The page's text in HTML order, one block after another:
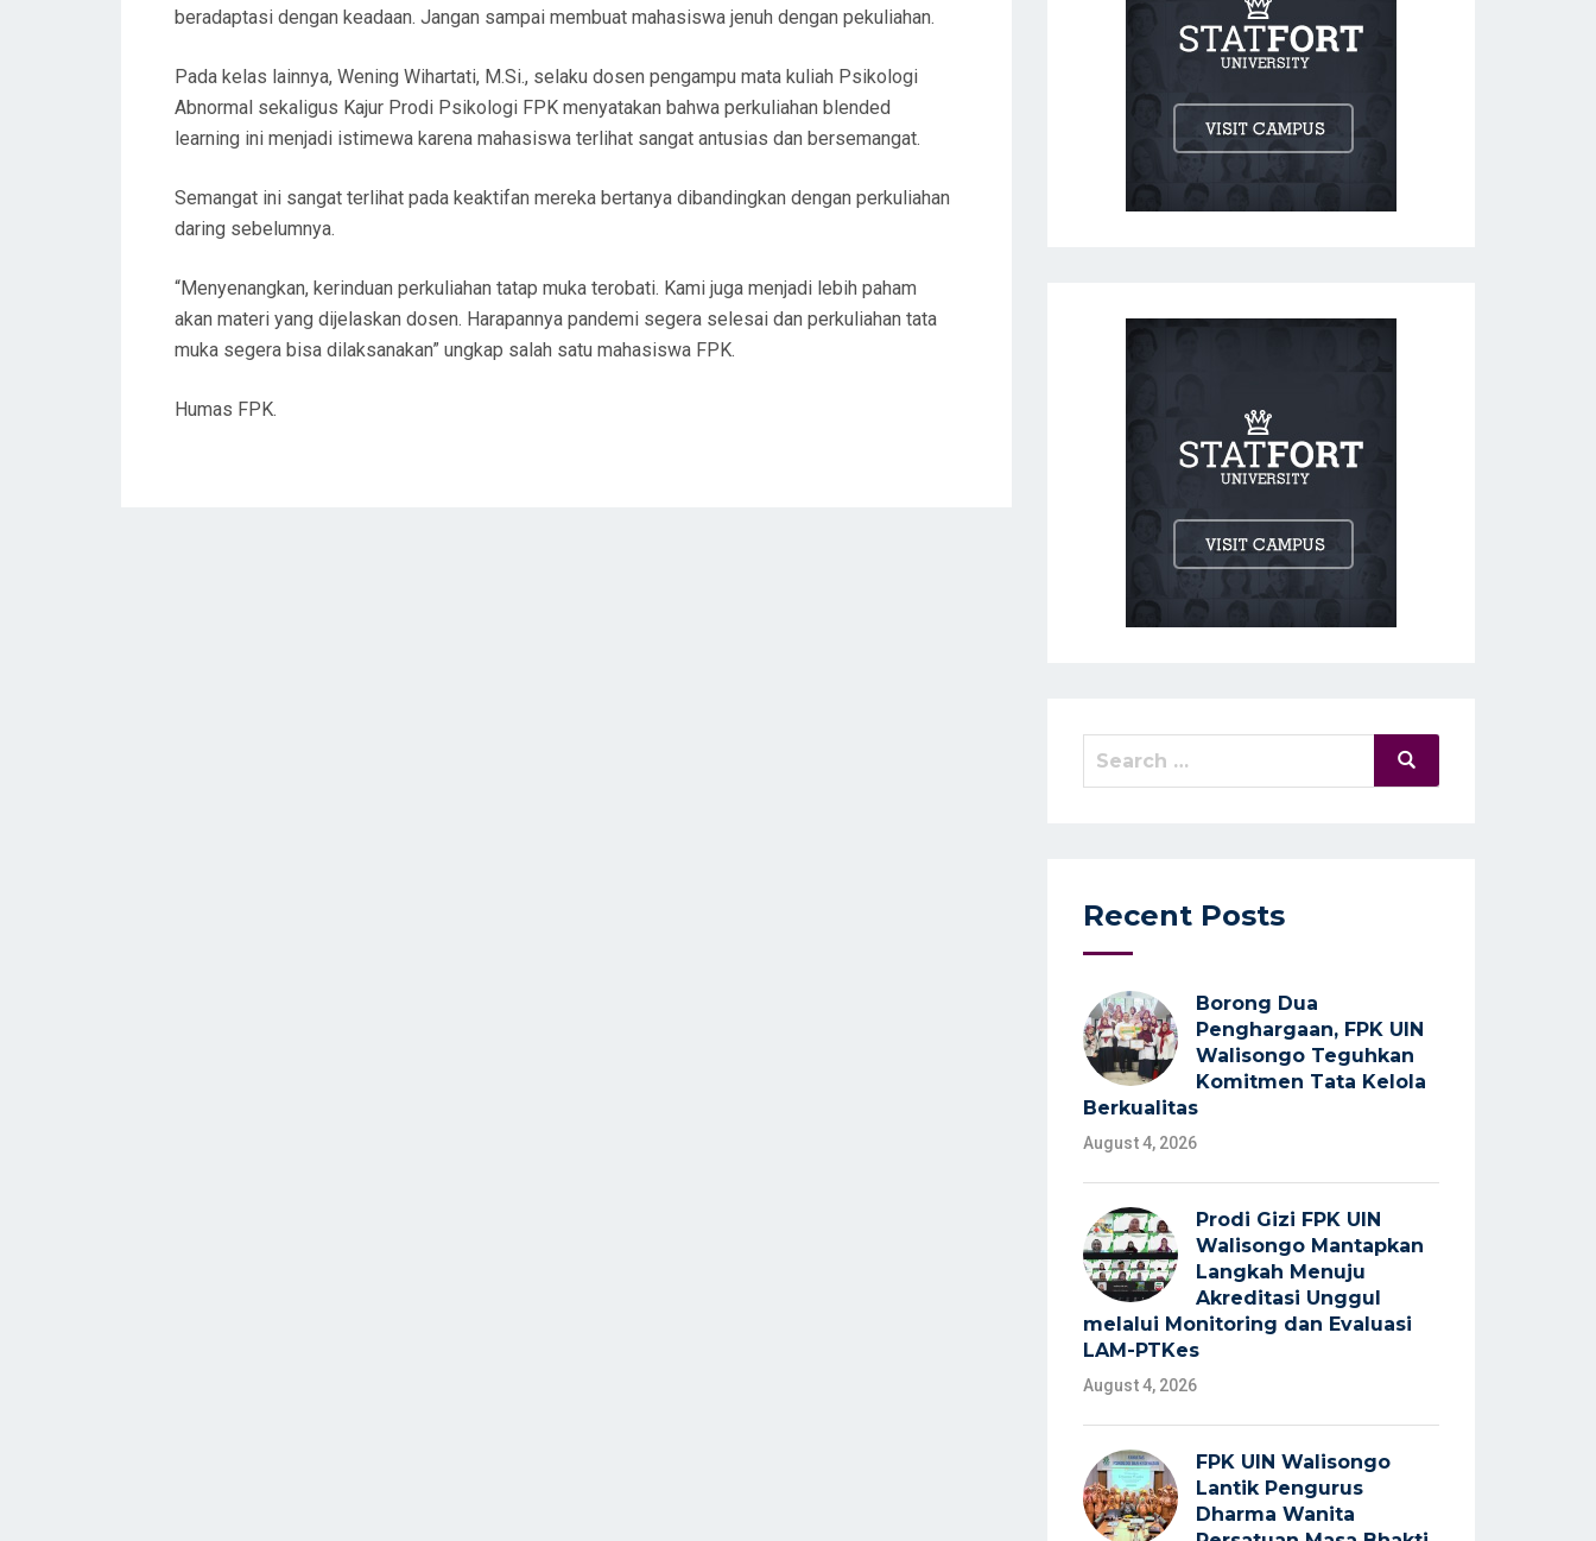
beradaptasi dengan keadaan. Jangan sampai membuat mahasiswa jenuh dengan pekuliahan.
Pada kelas lainnya, Wening Wihartati, M.Si., selaku dosen pengampu mata kuliah Psikologi
Abnormal sekaligus Kajur Prodi Psikologi FPK menyatakan bahwa perkuliahan blended
learning ini menjadi istimewa karena mahasiswa terlihat sangat antusias dan bersemangat.
Semangat ini sangat terlihat pada keaktifan mereka bertanya dibandingkan dengan perkuliahan
daring sebelumnya.
“Menyenangkan, kerinduan perkuliahan tatap muka terobati. Kami juga menjadi lebih paham
akan materi yang dijelaskan dosen. Harapannya pandemi segera selesai dan perkuliahan tata
muka segera bisa dilaksanakan” ungkap salah satu mahasiswa FPK.
Humas FPK.
Search
Search
Recent Posts
Borong Dua
Penghargaan, FPK UIN
Walisongo Teguhkan
Komitmen Tata Kelola
Berkualitas
August 4, 2026
Prodi Gizi FPK UIN
Walisongo Mantapkan
Langkah Menuju
Akreditasi Unggul
melalui Monitoring dan Evaluasi
LAM-PTKes
August 4, 2026
FPK UIN Walisongo
Lantik Pengurus
Dharma Wanita